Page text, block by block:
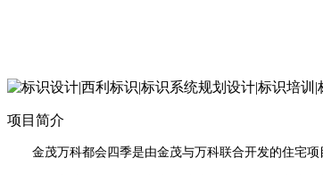
项目简介
金茂万科都会四季是由金茂与万科联合开发的住宅